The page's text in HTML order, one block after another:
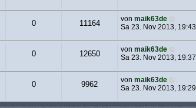
0 11164 vonmaik63de
Sa 23. Nov 2013, 19:43
0 12650 vonmaik63de
Sa 23. Nov 2013, 19:37
0 9962 vonmaik63de
Sa 23. Nov 2013, 19:29